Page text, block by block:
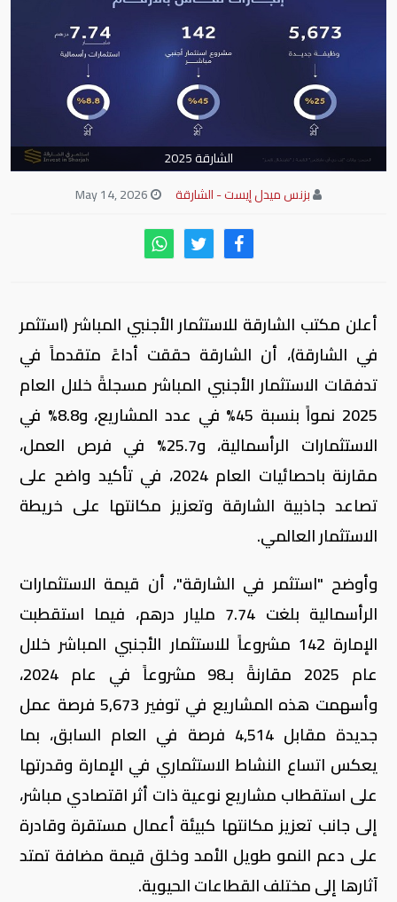
الشارقة 2025
بزنس ميدل إيست - الشارقة
أعلن مكتب الشارقة للاستثمار الأجنبي المباشر (استثمر
في الشارقة)، أن الشارقة حققت أداءً متقدماً في
تدفقات الاستثمار الأجنبي المباشر مسجلةً خلال العام
2025 نمواً بنسبة 45% في عدد المشاريع، و8.8% في
الاستثمارات الرأسمالية، و25.7% في فرص العمل،
مقارنة باحصائيات العام 2024، في تأكيد واضح على
تصاعد جاذبية الشارقة وتعزيز مكانتها على خريطة
الاستثمار العالمي.
وأوضح "استثمر في الشارقة"، أن قيمة الاستثمارات
الرأسمالية بلغت 7.74 مليار درهم، فيما استقطبت
الإمارة 142 مشروعاً للاستثمار الأجنبي المباشر خلال
عام 2025 مقارنةً بـ98 مشروعاً في عام 2024،
وأسهمت هذه المشاريع في توفير 5,673 فرصة عمل
جديدة مقابل 4,514 فرصة في العام السابق، بما
يعكس اتساع النشاط الاستثماري في الإمارة وقدرتها
على استقطاب مشاريع نوعية ذات أثر اقتصادي مباشر،
إلى جانب تعزيز مكانتها كبيئة أعمال مستقرة وقادرة
على دعم النمو طويل الأمد وخلق قيمة مضافة تمتد
آثارها إلى مختلف القطاعات الحيوية.